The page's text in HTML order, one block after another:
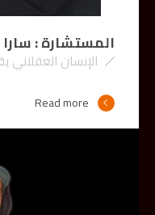
المستشارة : سارا
الإنسان العقلاني
Read more